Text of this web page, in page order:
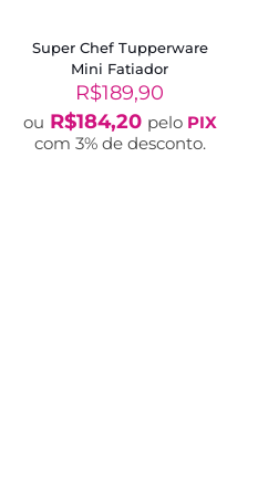
Super Chef Tupperware
Mini Fatiador
R$189,90
ou R$184,20 pelo PIX
com 3% de desconto.